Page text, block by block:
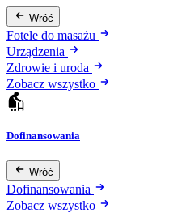
Wróć
Fotele do masażu
Urządzenia
Zdrowie i uroda
Zobacz wszystko
Dofinansowania
Wróć
Dofinansowania
Zobacz wszystko